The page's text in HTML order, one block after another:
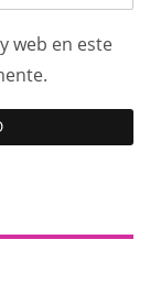
web en este